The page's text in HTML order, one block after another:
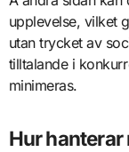
upplevelse, vilket
utan trycket av
tilltalande i
minimeras.
Hur